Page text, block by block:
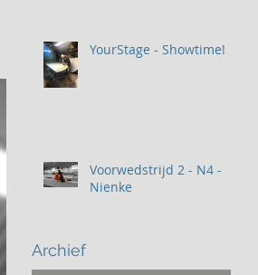
YourStage - Showtime!
Voorwedstrijd 2 - N4 -
Nienke
Archief